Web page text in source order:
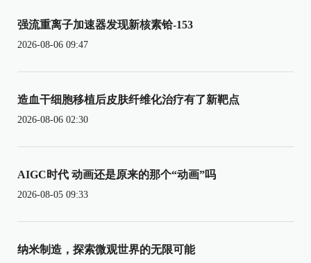
强流重离子加速器发现新核素铪-153
2026-08-06 09:47
造血干细胞移植后皮肤纤维化治疗有了新靶点
2026-08-06 02:30
AIGC时代 动画还是原来的那个“动画”吗
2026-08-05 09:33
纳米制造，探索微观世界的无限可能